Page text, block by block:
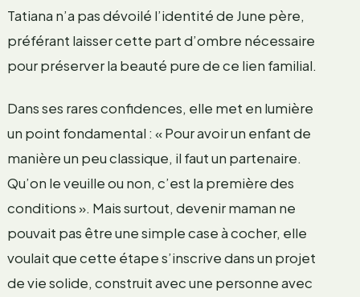
Tatiana n’a pas dévoilé l’identité de June père,
préférant laisser cette part d’ombre nécessaire
pour préserver la beauté pure de ce lien familial.
Dans ses rares confidences, elle met en lumière
un point fondamental : « Pour avoir un enfant de
manière un peu classique, il faut un partenaire.
Qu’on le veuille ou non, c’est la première des
conditions ». Mais surtout, devenir maman ne
pouvait pas être une simple case à cocher, elle
voulait que cette étape s’inscrive dans un projet
de vie solide, construit avec une personne avec